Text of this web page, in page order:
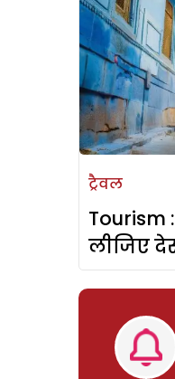
ट्रैवल
Tourism
लीजिए